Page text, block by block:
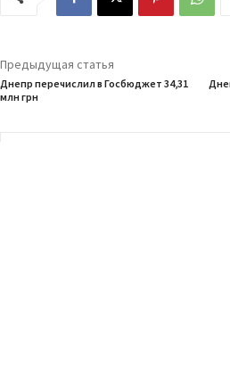
Предыдущая статья
Днепр перечислил в Госбюджет 34,31
млн грн